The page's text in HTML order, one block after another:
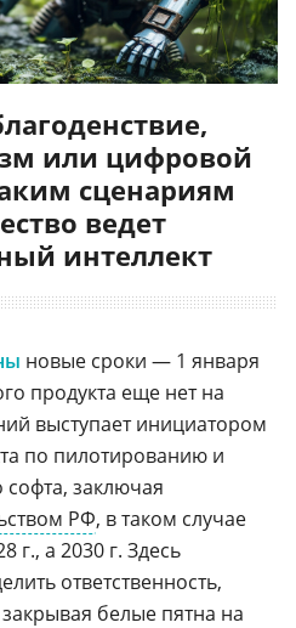
или цифровой
сценариям
ведет
интеллект
новые сроки — 1 января
продукта еще нет на
выступает инициатором
по пилотированию и
заключая
РФ, в таком случае
г., а 2030 г. Здесь
ответственность,
белые пятна на